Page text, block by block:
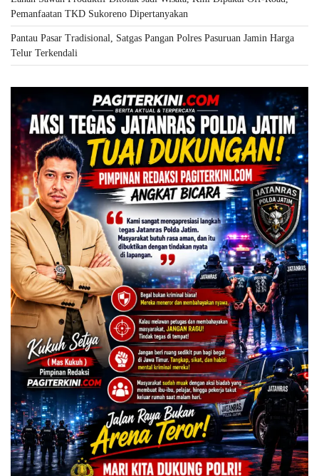
Pemanfaatan TKD Sukoreno Dipertanyakan
Pantau Pasar Tradisional, Satgas Pangan Polres Pasuruan Jamin Harga
Telur Terkendali